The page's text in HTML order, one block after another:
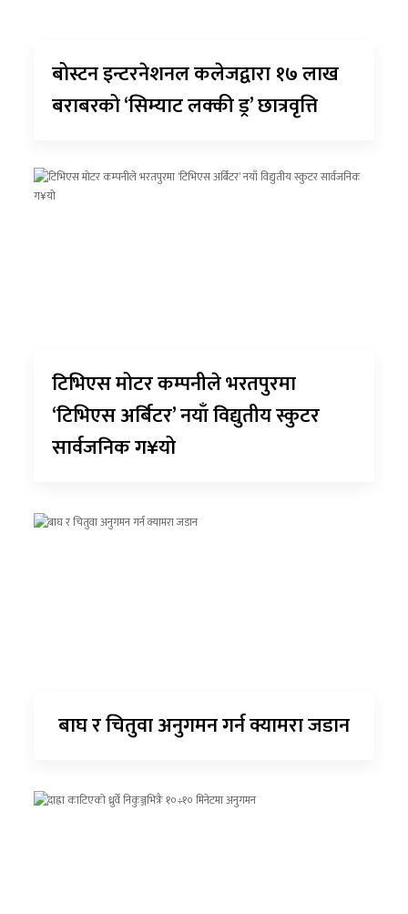
बोस्टन इन्टरनेशनल कलेजद्वारा १७ लाख
बराबरको ‘सिम्याट लक्की ड्र’ छात्रवृत्ति
टिभिएस मोटर कम्पनीले भरतपुरमा
‘टिभिएस अर्बिटर’ नयाँ विद्युतीय स्कुटर
सार्वजनिक ग¥यो
बाघ र चितुवा अनुगमन गर्न क्यामरा जडान